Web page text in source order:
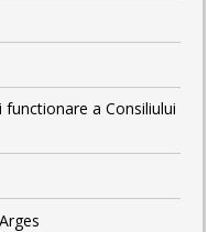
a Consiliului